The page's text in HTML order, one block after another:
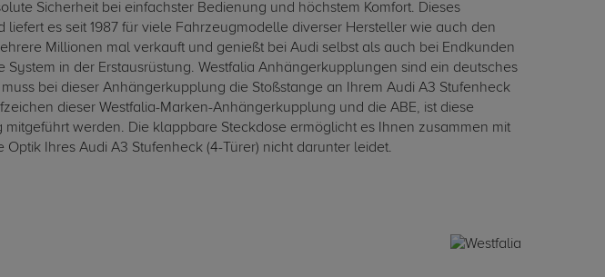
Sicherheit bei einfachster Bedienung und höchstem Komfort. Dieses
es seit 1987 für viele Fahrzeugmodelle diverser Hersteller wie auch den
Millionen mal verkauft und genießt bei Audi selbst als auch bei Endkunden
in der Erstausrüstung. Westfalia Anhängerkupplungen sind ein deutsches
bei dieser Anhängerkupplung die Stoßstange an Ihrem Audi A3 Stufenheck
dieser Westfalia-Marken-Anhängerkupplung und die ABE, ist diese
werden. Die klappbare Steckdose ermöglicht es Ihnen zusammen mit
Ihres Audi A3 Stufenheck (4-Türer) nicht darunter leidet.